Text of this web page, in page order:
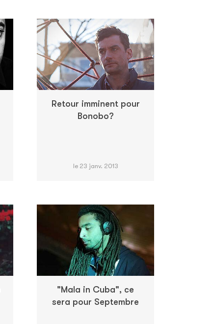
Retour imminent pour
Bonobo?
le 23 janv. 2013
"Mala in Cuba", ce
sera pour Septembre